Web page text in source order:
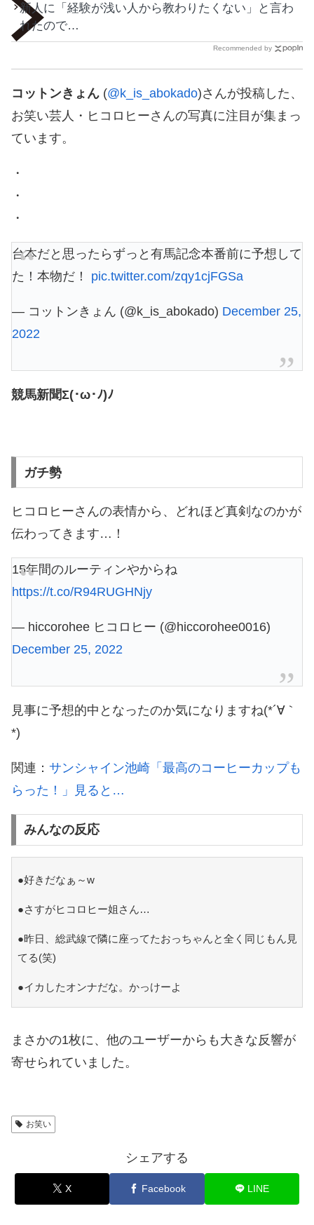
新人に「経験が浅い人から教わりたくない」と言わ
れたので…
Recommended by
コットンきょん (@k_is_abokado)さんが投稿した、
お笑い芸人・ヒコロヒーさんの写真に注目が集まっ
ています。
・
・
・
台本だと思ったらずっと有馬記念本番前に予想して
た！本物だ！ pic.twitter.com/zqy1cjFGSa
— コットンきょん (@k_is_abokado) December 25,
2022
競馬新聞Σ(･ω･ﾉ)ﾉ
ガチ勢
ヒコロヒーさんの表情から、どれほど真剣なのかが
伝わってきます…！
15年間のルーティンやからね
https://t.co/R94RUGHNjy
— hiccorohee ヒコロヒー (@hiccorohee0016)
December 25, 2022
見事に予想的中となったのか気になりますね(*´∀｀
*)
関連： サンシャイン池崎「最高のコーヒーカップも
らった！」見ると…
みんなの反応
●好きだなぁ～w
●さすがヒコロヒー姐さん…
●昨日、総武線で隣に座ってたおっちゃんと全く同じもん見
てる(笑)
●イカしたオンナだな。かっけーよ
まさかの1枚に、他のユーザーからも大きな反響が
寄せられていました。
お笑い
シェアする
X Facebook LINE